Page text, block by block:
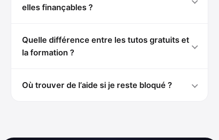
elles finançables ?
Quelle différence entre les tutos gratuits et
la formation ?
Où trouver de l’aide si je reste bloqué ?